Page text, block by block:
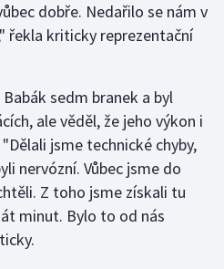
dobře. Nedařilo se nám v
řekla kriticky reprezentační
sedm branek a byl
ale věděl, že jeho výkon i
jsme technické chyby,
nervózní. Vůbec jsme do
Z toho jsme získali tu
minut. Bylo to od nás